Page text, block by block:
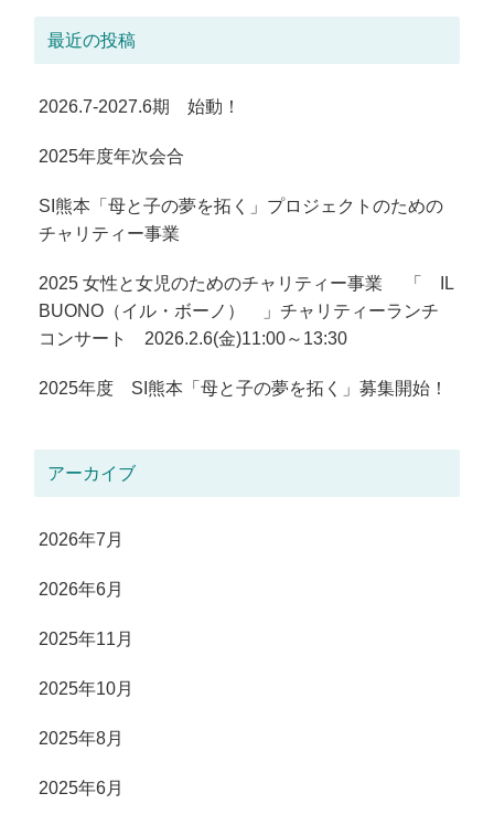
最近の投稿
2026.7-2027.6期 始動！
2025年度年次会合
SI熊本「母と子の夢を拓く」プロジェクトのための
チャリティー事業
2025 女性と女児のためのチャリティー事業 「 IL
BUONO（イル・ボーノ） 」チャリティーランチ
コンサート 2026.2.6(金)11:00～13:30
2025年度 SI熊本「母と子の夢を拓く」募集開始！
アーカイブ
2026年7月
2026年6月
2025年11月
2025年10月
2025年8月
2025年6月